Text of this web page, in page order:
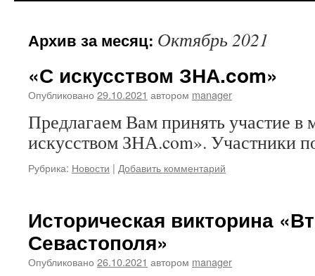
Архив за месяц: Октябрь 2021
«С искусством ЗНА.com»
Опубликовано 29.10.2021 автором manager
Предлагаем Вам принять участие в
искусством ЗНА.com». Участники
Рубрика: Новости | Добавить комментарий
Историческая викторина
Севастополя»
Опубликовано 26.10.2021 автором manager